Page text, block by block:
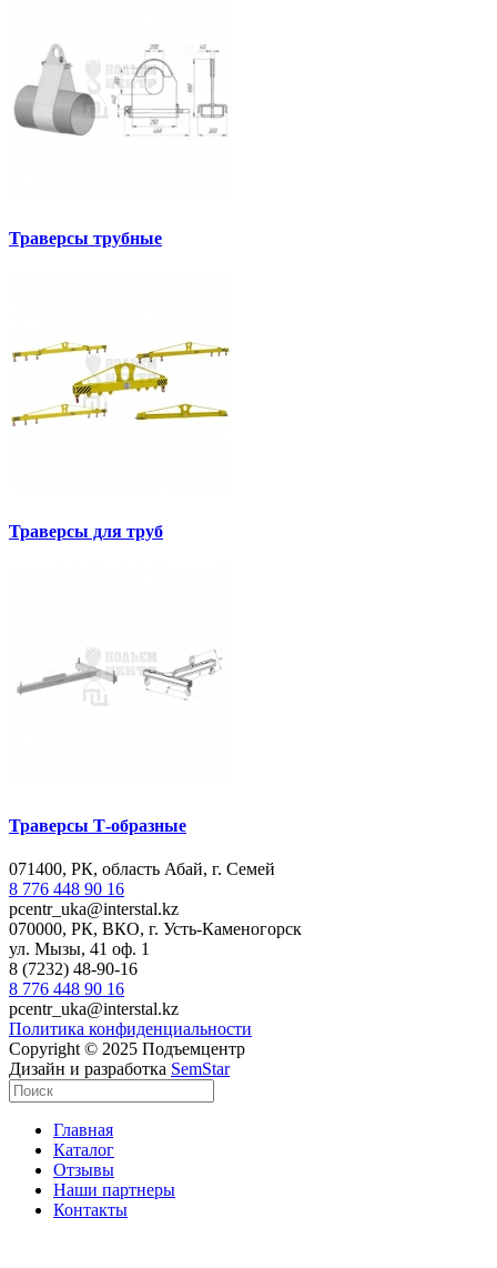
Траверсы трубные
Траверсы для труб
Траверсы Т-образные
071400, РК, область Абай, г. Семей
8 776 448 90 16
pcentr_uka@interstal.kz
070000, РК, ВКО, г. Усть-Каменогорск
ул. Мызы, 41 оф. 1
8 (7232) 48-90-16
8 776 448 90 16
pcentr_uka@interstal.kz
Политика конфиденциальности
Copyright © 2025 Подъемцентр
Дизайн и разработка SemStar
Главная
Каталог
Отзывы
Наши партнеры
Контакты